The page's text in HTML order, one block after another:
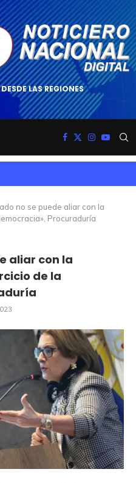
LAS REGIONES
no se puede aliar con la
Procuraduría
aliar con la
de la